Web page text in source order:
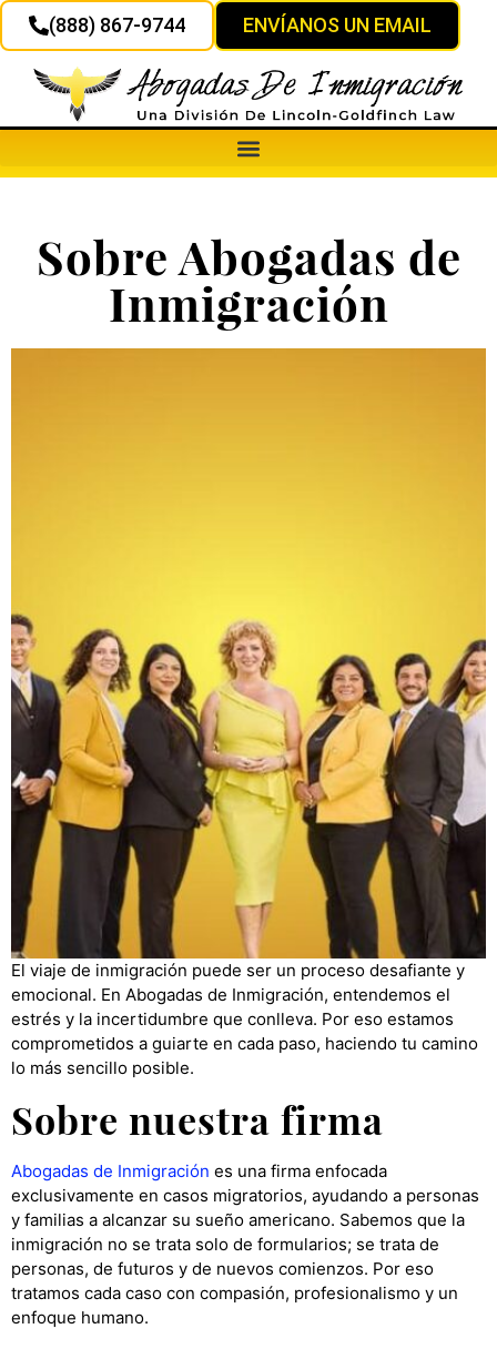
(888) 867-9744 ENVÍANOS UN EMAIL
Sobre Abogadas de
Inmigración
El viaje de inmigración puede ser un proceso desafiante y
emocional. En Abogadas de Inmigración, entendemos el
estrés y la incertidumbre que conlleva. Por eso estamos
comprometidos a guiarte en cada paso, haciendo tu camino
lo más sencillo posible.
Sobre nuestra firma
Abogadas de Inmigración es una firma enfocada
exclusivamente en casos migratorios, ayudando a personas
y familias a alcanzar su sueño americano. Sabemos que la
inmigración no se trata solo de formularios; se trata de
personas, de futuros y de nuevos comienzos. Por eso
tratamos cada caso con compasión, profesionalismo y un
enfoque humano.